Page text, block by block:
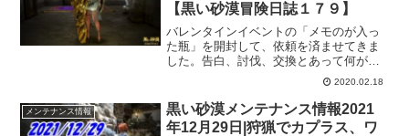
【黒い砂漠冒険日誌１７９】
バレンタインイベントの「メモのが入っ
た瓶」を開封して、依頼を済ませてきま
した。告白、討伐、交換とあって何が出
るのかわからないのもなかなか楽しいで
す。イベント期間はまだ残ってるので、
釣りしている間に全部出来たらいいな。
2020.02.18
メンテナンス情報
黒い砂漠メンテナンス情報2021
年12月29日|狩猟でカプラス、ワ